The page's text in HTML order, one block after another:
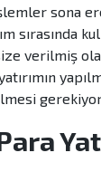
sona
sırasında
verilmiş